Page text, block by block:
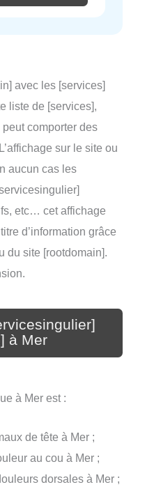
avec les [services]
liste de [services],
comporter des
sur le site ou
aucun cas les
etc… cet affichage
d’information grâce
du site [rootdomain].
à Mer
à Mer est :
de tête à Mer ;
au cou à Mer ;
dorsales à Mer ;